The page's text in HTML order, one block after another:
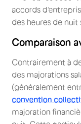
accords
des heures de nuit
Comparaison
Contrairement à
des majorations
(généralement
convention
majoration